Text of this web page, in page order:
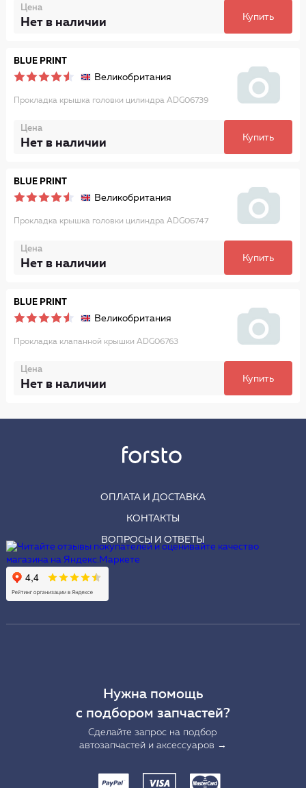
Цена
Нет в наличии Купить
BLUE PRINT
Великобритания
Прокладка крышка головки цилиндра ADG06739
Цена
Нет в наличии Купить
BLUE PRINT
Великобритания
Прокладка крышка головки цилиндра ADG06747
Цена
Нет в наличии Купить
BLUE PRINT
Великобритания
Прокладка клапанной крышки ADG06763
Цена
Нет в наличии Купить
ОПЛАТА И ДОСТАВКА
КОНТАКТЫ
ВОПРОСЫ И ОТВЕТЫ
Нужна помощь
с подбором запчастей?
Сделайте запрос на подбор
автозапчастей и аксессуаров →